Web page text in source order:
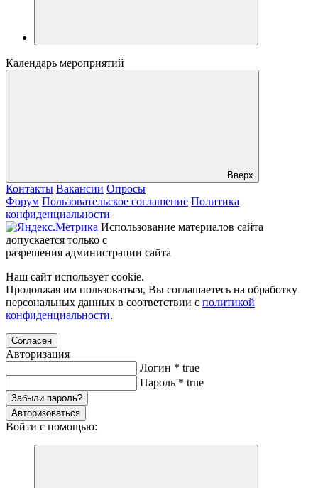
Календарь мероприятий
Вверх
Контакты Вакансии Опросы
Форум Пользовательское соглашение Политика
конфиденциальности
Использование материалов сайта
допускается только с
разрешения администрации сайта
Наш сайт использует cookie.
Продолжая им пользоваться, Вы соглашаетесь на обработку
персональных данных в соответствии с политикой
конфиденциальности.
Согласен
Авторизация
Логин * true
Пароль * true
Забыли пароль?
Авторизоваться
Войти с помощью: